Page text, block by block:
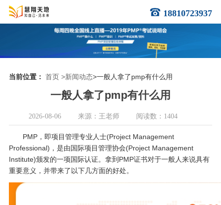
18810723937
当前位置： 首页 >新闻动态>一般人拿了pmp有什么用
一般人拿了pmp有什么用
2026-08-06 来源：王老师 阅读数：1404
PMP，即项目管理专业人士(Project Management
Professional)，是由国际项目管理协会(Project Management
Institute)颁发的一项国际认证。拿到PMP证书对于一般人来说具有
重要意义，并带来了以下几方面的好处。